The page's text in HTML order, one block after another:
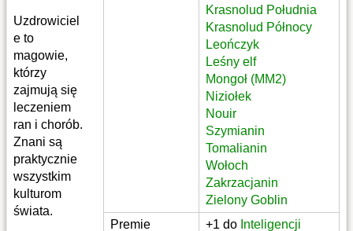
Krasnolud Południa
Krasnolud Północy
Leończyk
Leśny elf
Mongoł (MM2)
Niziołek
Nouir
Szymianin
Tomalianin
Wołoch
Zakrzacjanin
Zielony Goblin
Premie
+1 do Inteligencji
Uzdrowiciel
e to
magowie,
którzy
zajmują się
leczeniem
ran i chorób.
Znani są
praktycznie
wszystkim
kulturom
świata.